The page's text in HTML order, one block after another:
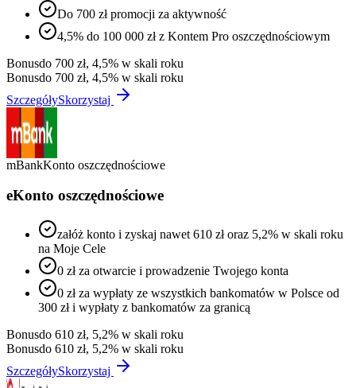
Do 700 zł promocji za aktywność
4,5% do 100 000 zł z Kontem Pro oszczędnościowym
Bonusdo 700 zł, 4,5% w skali roku
Bonusdo 700 zł, 4,5% w skali roku
SzczegółySkorzystaj
mBankKonto oszczędnościowe
eKonto oszczędnościowe
załóż konto i zyskaj nawet 610 zł oraz 5,2% w skali roku
na Moje Cele
0 zł za otwarcie i prowadzenie Twojego konta
0 zł za wypłaty ze wszystkich bankomatów w Polsce od
300 zł i wypłaty z bankomatów za granicą
Bonusdo 610 zł, 5,2% w skali roku
Bonusdo 610 zł, 5,2% w skali roku
SzczegółySkorzystaj